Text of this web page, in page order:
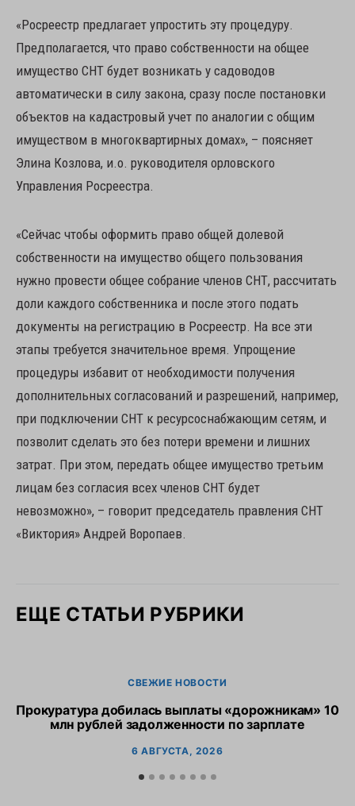
«Росреестр предлагает упростить эту процедуру.
Предполагается, что право собственности на общее
имущество СНТ будет возникать у садоводов
автоматически в силу закона, сразу после постановки
объектов на кадастровый учет по аналогии с общим
имуществом в многоквартирных домах», – поясняет
Элина Козлова, и.о. руководителя орловского
Управления Росреестра.
«Сейчас чтобы оформить право общей долевой
собственности на имущество общего пользования
нужно провести общее собрание членов СНТ, рассчитать
доли каждого собственника и после этого подать
документы на регистрацию в Росреестр. На все эти
этапы требуется значительное время. Упрощение
процедуры избавит от необходимости получения
дополнительных согласований и разрешений, например,
при подключении СНТ к ресурсоснабжающим сетям, и
позволит сделать это без потери времени и лишних
затрат. При этом, передать общее имущество третьим
лицам без согласия всех членов СНТ будет
невозможно», – говорит председатель правления СНТ
«Виктория» Андрей Воропаев.
ЕЩЕ СТАТЬИ РУБРИКИ
СВЕЖИЕ НОВОСТИ
Прокуратура добилась выплаты «дорожникам» 10
млн рублей задолженности по зарплате
6 АВГУСТА, 2026